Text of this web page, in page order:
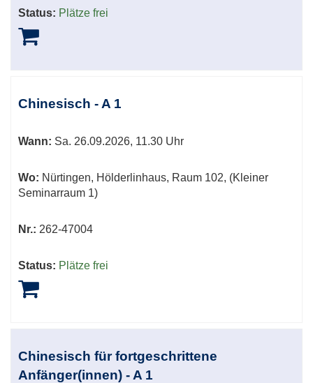
Status: Plätze frei
Chinesisch - A 1
Wann: Sa. 26.09.2026, 11.30 Uhr
Wo: Nürtingen, Hölderlinhaus, Raum 102, (Kleiner
Seminarraum 1)
Nr.: 262-47004
Status: Plätze frei
Chinesisch für fortgeschrittene
Anfänger(innen) - A 1